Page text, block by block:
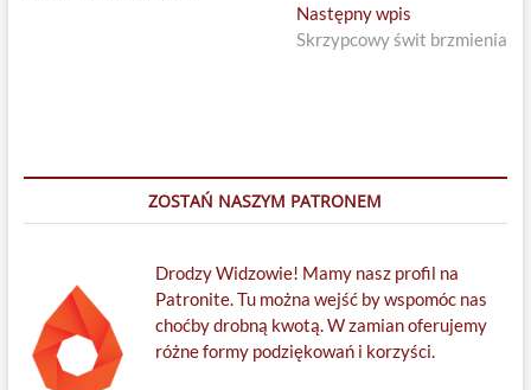
Następny wpis
post:
Skrzypcowy świt brzmienia
ZOSTAŃ NASZYM PATRONEM
Drodzy Widzowie! Mamy nasz profil na
Patronite. Tu można wejść by wspomóc nas
choćby drobną kwotą. W zamian oferujemy
różne formy podziękowań i korzyści.